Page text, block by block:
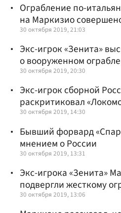
Ограбление по-
на Маркизио
30 октября 2019, 21:03
Экс-игрок «Зенита»
о вооруженном
30 октября 2019, 20:30
Экс-игрок сборной
раскритиковал
30 октября 2019, 14:30
Бывший форвард
мнением о России
30 октября 2019, 13:31
Экс-игрока «Зенита»
подвергли жесткому
30 октября 2019, 13:06